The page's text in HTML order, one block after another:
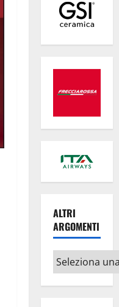
ALTRI
ARGOMENTI
Altri
argomenti